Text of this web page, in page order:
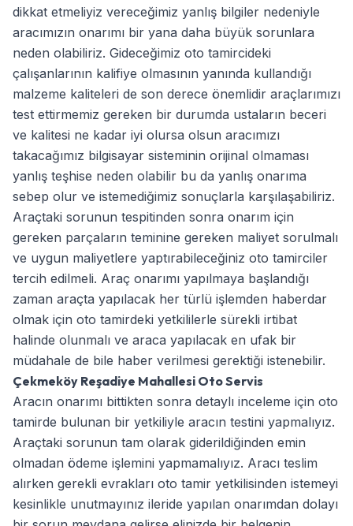
dikkat etmeliyiz vereceğimiz yanlış bilgiler nedeniyle
aracımızın onarımı bir yana daha büyük sorunlara
neden olabiliriz. Gideceğimiz oto tamircideki
çalışanlarının kalifiye olmasının yanında kullandığı
malzeme kaliteleri de son derece önemlidir araçlarımızı
test ettirmemiz gereken bir durumda ustaların beceri
ve kalitesi ne kadar iyi olursa olsun aracımızı
takacağımız bilgisayar sisteminin orijinal olmaması
yanlış teşhise neden olabilir bu da yanlış onarıma
sebep olur ve istemediğimiz sonuçlarla karşılaşabiliriz.
Araçtaki sorunun tespitinden sonra onarım için
gereken parçaların teminine gereken maliyet sorulmalı
ve uygun maliyetlere yaptırabileceğiniz oto tamirciler
tercih edilmeli. Araç onarımı yapılmaya başlandığı
zaman araçta yapılacak her türlü işlemden haberdar
olmak için oto tamirdeki yetkililerle sürekli irtibat
halinde olunmalı ve araca yapılacak en ufak bir
müdahale de bile haber verilmesi gerektiği istenebilir.
Çekmeköy Reşadiye Mahallesi Oto Servis
Aracın onarımı bittikten sonra detaylı inceleme için oto
tamirde bulunan bir yetkiliyle aracın testini yapmalıyız.
Araçtaki sorunun tam olarak giderildiğinden emin
olmadan ödeme işlemini yapmamalıyız. Aracı teslim
alırken gerekli evrakları oto tamir yetkilisinden istemeyi
kesinlikle unutmayınız ileride yapılan onarımdan dolayı